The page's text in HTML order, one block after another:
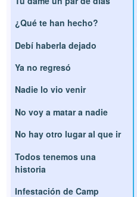
¿Qué te han hecho?
Debí haberla dejado
Ya no regresó
Nadie lo vio venir
No voy a matar a nadie
No hay otro lugar al que ir
Todos tenemos una
historia
Infestación de Camp